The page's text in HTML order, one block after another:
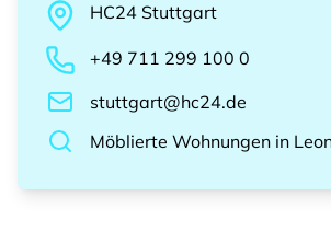
HC24 Stuttgart
+49 711 299 100 0
stuttgart@hc24.de
Möblierte Wohnungen in